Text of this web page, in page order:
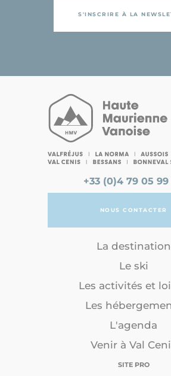
S'INSCRIRE À LA
+33 (0)4 79 05 99
NOUS CONTACTER
La destination
Le ski
Les activités et
Les
L'agenda
Venir à Val
SITE PRO